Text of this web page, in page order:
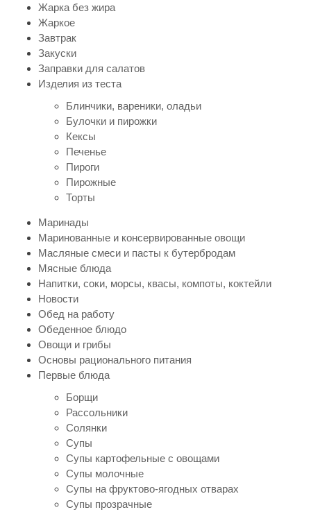
Жарка без жира
Жаркое
Завтрак
Закуски
Заправки для салатов
Изделия из теста
Блинчики, вареники, оладьи
Булочки и пирожки
Кексы
Печенье
Пироги
Пирожные
Торты
Маринады
Маринованные и консервированные овощи
Масляные смеси и пасты к бутербродам
Мясные блюда
Напитки, соки, морсы, квасы, компоты, коктейли
Новости
Обед на работу
Обеденное блюдо
Овощи и грибы
Основы рационального питания
Первые блюда
Борщи
Рассольники
Солянки
Супы
Супы картофельные с овощами
Супы молочные
Супы на фруктово-ягодных отварах
Супы прозрачные